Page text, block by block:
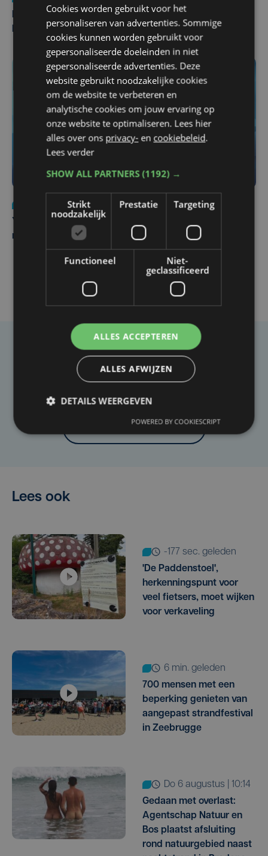
Man en vrouw dood aangetroffen in woning in Sint-
Pieters Brugge
do 6 augustus | 21:30
Yaro (19), slachtoffer van vechtpartij, is na
maandenlange coma overleden
Taalfout opgemerkt?
Heb je een taal- of schrijffout opgemerkt in dit
Laat het ons weten
Lees ook
-177 sec. geleden
'De Paddenstoel',
herkenningspunt voor
veel fietsers, moet wijken
voor verkaveling
6 min. geleden
700 mensen met een
beperking genieten van
aangepast strandfestival
in Zeebrugge
do 6 augustus | 10:14
Gedaan met overlast:
Agentschap Natuur en
Bos plaatst afsluiting
rond natuurgebied naast
Cookies worden gebruikt voor het
personaliseren van advertenties. Sommige
cookies kunnen worden gebruikt voor
gepersonaliseerde doeleinden in niet
gepersonaliseerde advertenties. Deze
website gebruikt noodzakelijke cookies
om de website te verbeteren en
analytische cookies om jouw ervaring op
onze website te optimaliseren. Lees hier
alles over ons privacy- en cookiebeleid.
Lees verder
SHOW ALL PARTNERS(1192) →
Strikt
noodzakelijk
Prestatie Targeting
Functioneel
Niet-
geclassificeerd
ALLES ACCEPTEREN
ALLES AFWIJZEN
DETAILS WEERGEVEN
POWERED BY COOKIESCRIPT